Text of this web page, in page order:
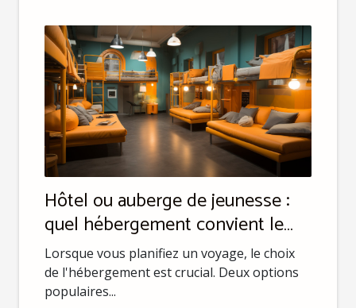
Hôtel ou auberge de jeunesse :
quel hébergement convient le
mieux à votre budget ?
Lorsque vous planifiez un voyage, le choix
de l'hébergement est crucial. Deux options
populaires...